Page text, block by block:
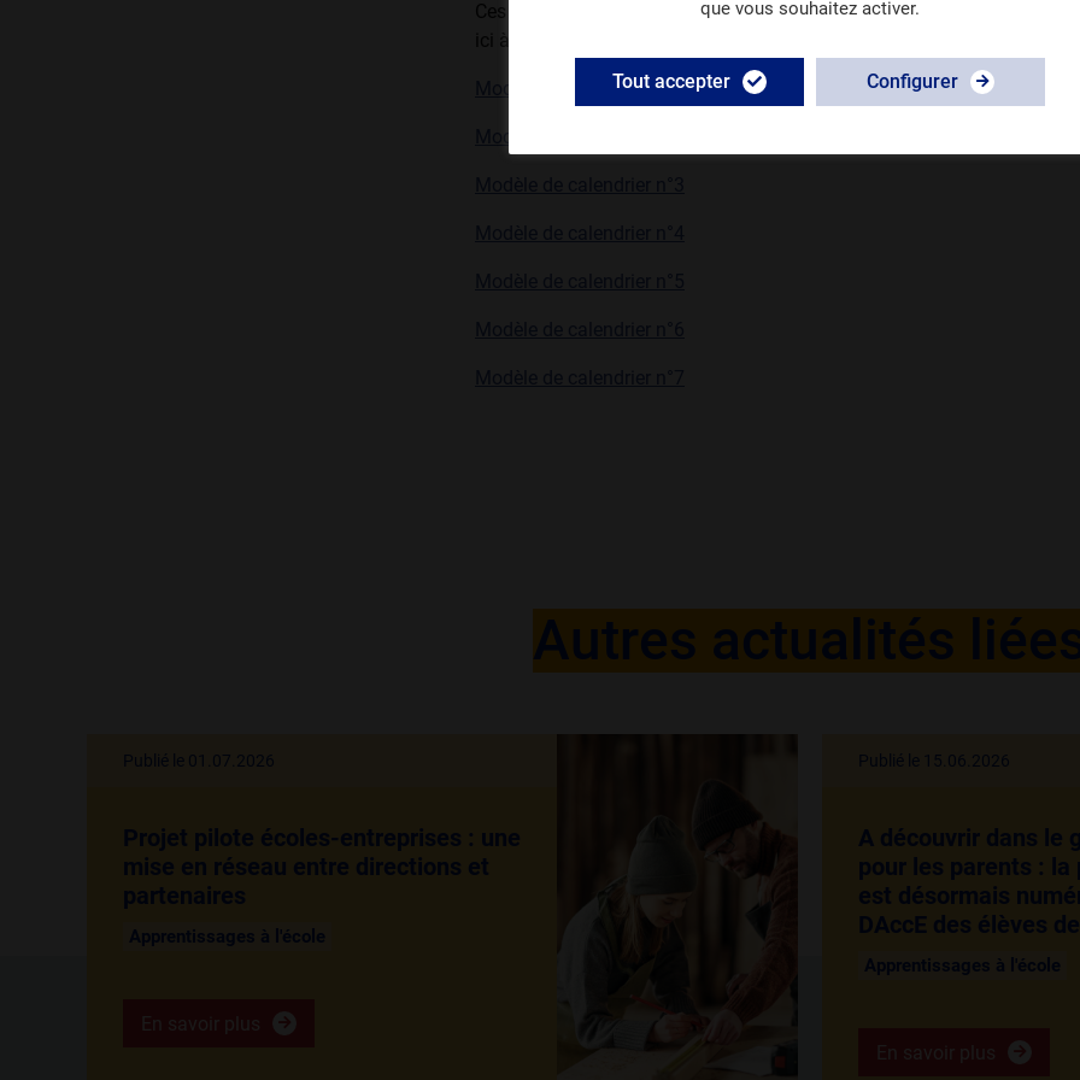
Ces calendriers portent sur l'année scolaire 2022-2023 et sont donc
ici à titre d'exemple.
Modèle de calendrier n°1
Autres actualités
Publié le 01.07.2026
Projet pilote écoles-entreprises : une
mise en réseau entre directions et
partenaires
Apprentissages à l'école
Publié le 15.06.2026
A découvrir dans le
pour les parents : la
est désormais
DAccE des élèves
Apprentissages à l'école
que vous souhaitez activer.
Tout accepter Configurer